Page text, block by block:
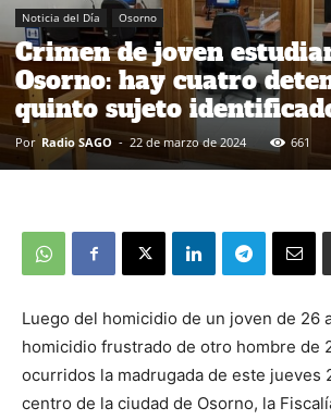
Noticia del Día Osorno
Crimen de joven
Osorno: hay cuatro
quinto sujeto
Por Radio SAGO - 22 de marzo de 2024 661
Luego del homicidio de un joven de 26
homicidio frustrado de otro hombre de
ocurridos la madrugada de este jueves
centro de la ciudad de Osorno, la